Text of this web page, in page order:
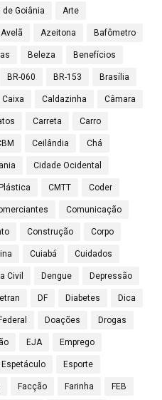
Goiânia Arte
Avelã Azeitona Bafômetro
Beleza Benefícios
BR-060 BR-153 Brasília
Caixa Caldazinha Câmara
Carreta Carro
Ceilândia Chá
Cidade Ocidental
CMTT Coder
Comunicação
Construção Corpo
Cuiabá Cuidados
Civil Dengue Depressão
DF Diabetes Dica
Doações Drogas
EJA Emprego
Espetáculo Esporte
Facção Farinha FEB